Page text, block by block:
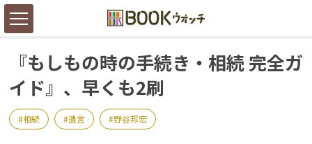
『もしもの時の手続き・相続 完全ガ
イド』、早くも2刷
相続 遺言 野谷邦宏